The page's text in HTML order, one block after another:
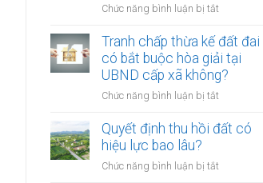
công
viên
mới
nhất
Chức năng bình luận bị tắt
01/8/2026,
đưa
chó
ra
đường
rọ
Tranh chấp thừa kế đất đai
có bắt buộc hòa giải tại
UBND cấp xã không?
Chức năng bình luận bị tắt
chấp
đất
Quyết định thu hồi đất có
hiệu lực bao lâu?
Chức năng bình luận bị tắt